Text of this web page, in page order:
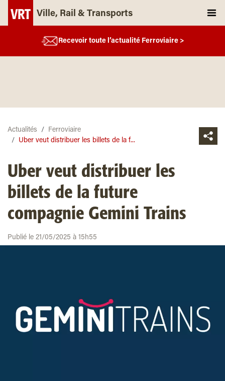
Ville, Rail & Transports
Recevoir toute l’actualité Ferroviaire >
Actualités
Ferroviaire
Uber veut distribuer les billets de la f...
Uber veut distribuer les
billets de la future
compagnie Gemini Trains
Publié le 21/05/2025 à 15h55